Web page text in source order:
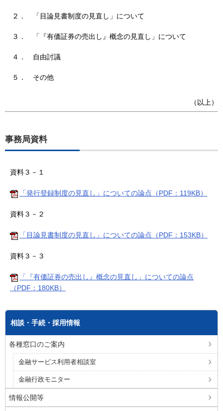
２． 「目論見書制度の見直し」について
３． 「『有価証券の売出し』概念の見直し」について
４． 自由討議
５． その他
（以上）
事務局資料
資料３－１
「発行登録制度の見直し」についての論点（PDF：119KB）
資料３－２
「目論見書制度の見直し」についての論点（PDF：153KB）
資料３－３
「『有価証券の売出し』概念の見直し」についての論点
（PDF：180KB）
相談・手続・採用情報
各種窓口のご案内
金融サービス利用者相談室
金融行政モニター
情報公開等